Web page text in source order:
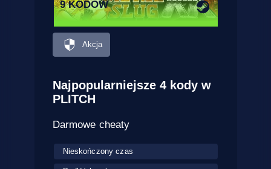
9 KODÓW
Akcja
Najpopularniejsze 4 kody w
PLITCH
Darmowe cheaty
Nieskończony czas